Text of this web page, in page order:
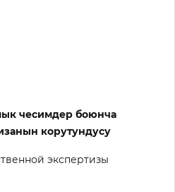
чесимдер боюнча
корутундусу
экспертизы